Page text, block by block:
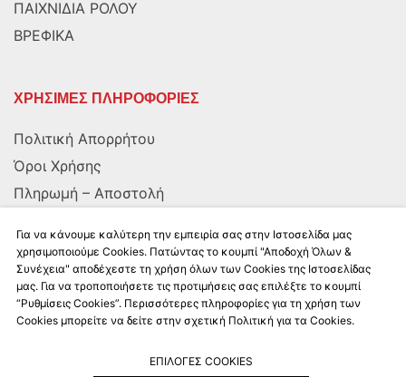
ΠΑΙΧΝΙΔΙΑ ΡΟΛΟΥ
ΒΡΕΦΙΚΑ
ΧΡΗΣΙΜΕΣ ΠΛΗΡΟΦΟΡΙΕΣ
Πολιτική Απορρήτου
Όροι Χρήσης
Πληρωμή – Αποστολή
ΑΚΟΛΟΥΘΗΣΤΕ ΜΑΣ
Για να κάνουμε καλύτερη την εμπειρία σας στην Ιστοσελίδα μας
χρησιμοποιούμε Cookies. Πατώντας το κουμπί "Αποδοχή Όλων &
Συνέχεια" αποδέχεστε τη χρήση όλων των Cookies της Ιστοσελίδας
μας. Για να τροποποιήσετε τις προτιμήσεις σας επιλέξτε το κουμπί
“Ρυθμίσεις Cookies”. Περισσότερες πληροφορίες για τη χρήση των
Cookies μπορείτε να δείτε στην σχετική Πολιτική για τα Cookies.
ΕΠΙΛΟΓΕΣ COOKIES